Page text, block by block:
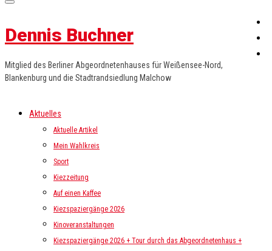
Dennis Buchner
Mitglied des Berliner Abgeordnetenhauses für Weißensee-Nord,
Blankenburg und die Stadtrandsiedlung Malchow
Aktuelles
Aktuelle Artikel
Mein Wahlkreis
Sport
Kiezzeitung
Auf einen Kaffee
Kiezspaziergänge 2026
Kinoveranstaltungen
Kiezspaziergänge 2026 + Tour durch das Abgeordnetenhaus +